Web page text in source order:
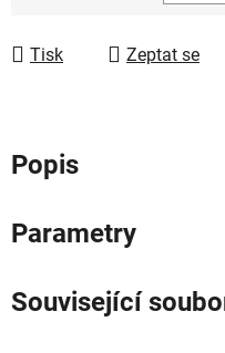
Tisk Zeptat se
Popis
Parametry
Související